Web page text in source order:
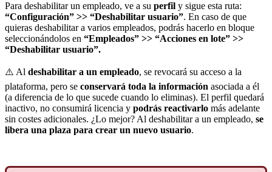
Para deshabilitar un empleado, ve a su perfil y sigue esta ruta:
“Configuración” >> “Deshabilitar usuario”. En caso de que
quieras deshabilitar a varios empleados, podrás hacerlo en bloque
seleccionándolos en “Empleados” >> “Acciones en lote” >>
“Deshabilitar usuario”.
⚠ Al deshabilitar a un empleado, se revocará su acceso a la
plataforma, pero se conservará toda la información asociada a él
(a diferencia de lo que sucede cuando lo eliminas). El perfil quedará
inactivo, no consumirá licencia y podrás reactivarlo más adelante
sin costes adicionales. ¿Lo mejor? Al deshabilitar a un empleado, se
libera una plaza para crear un nuevo usuario.